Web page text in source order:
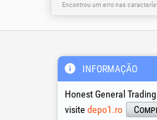
Encontrou um erro nas
INFORMAÇÃO
Honest General
visite depo1.ro